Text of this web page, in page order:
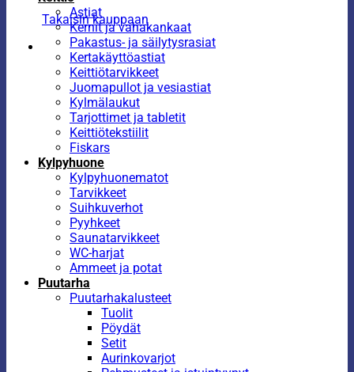
Takaisin kauppaan
Astiat
Kernit ja vahakankaat
Pakastus- ja säilytysrasiat
Kertakäyttöastiat
Keittiötarvikkeet
Juomapullot ja vesiastiat
Kylmälaukut
Tarjottimet ja tabletit
Keittiötekstiilit
Fiskars
Kylpyhuone
Kylpyhuonematot
Tarvikkeet
Suihkuverhot
Pyyhkeet
Saunatarvikkeet
WC-harjat
Ammeet ja potat
Puutarha
Puutarhakalusteet
Tuolit
Pöydät
Setit
Aurinkovarjot